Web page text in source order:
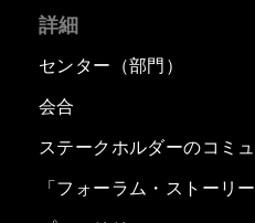
詳細
センター（部門）
会合
ステークホルダーのコミ
「フォーラム・ストーリー